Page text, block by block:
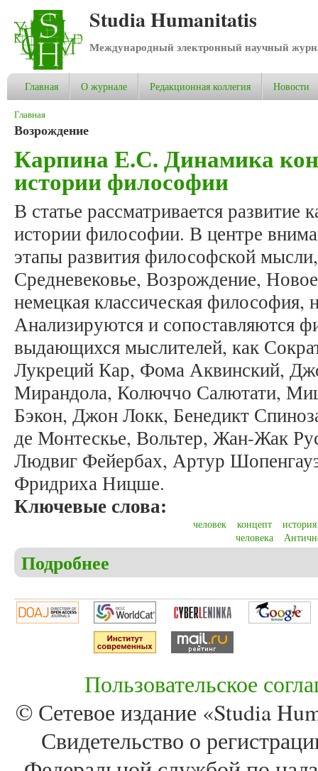
Studia Humanitatis
Международный электронный научный
Главная О журнале Редакционная коллегия Новости
Вы здесь
Главная
Возрождение
Карпина Е.С. Динамика
истории философии
В статье рассматривается развитие
истории философии. В центре
этапы развития философской
Средневековье, Возрождение,
немецкая классическая философия,
Анализируются и сопоставляются
выдающихся мыслителей, как
Лукреций Кар, Фома Аквинский,
Мирандола, Колюччо Салютати,
Бэкон, Джон Локк, Бенедикт
де Монтескье, Вольтер, Жан-Жак
Людвиг Фейербах, Артур
Фридриха Ницше.
Ключевые слова:
человек концепт
человека
Подробнее
Пользовательское
© Сетевое издание «Studia
Свидетельство о